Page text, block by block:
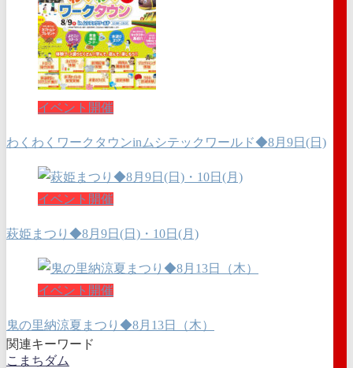
イベント開催
わくわくワークタウンinムシテックワールド◆8月9日(日)
イベント開催
萩姫まつり◆8月9日(日)・10日(月)
イベント開催
鬼の里納涼夏まつり◆8月13日（木）
関連キーワード
こまちダム